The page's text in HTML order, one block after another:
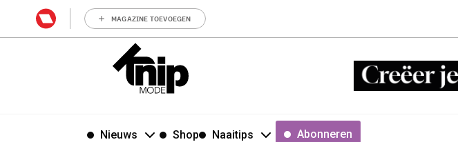
MAGAZINE TOEVOEGEN
Nieuws Shop Naaitips Abonneren